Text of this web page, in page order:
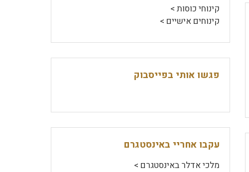
קינוחי כוסות >
קינוחים אישיים >
פגשו אותי בפייסבוק
עקבו אחריי באינסטגרם
מלכי אדלר באינסטגרם >